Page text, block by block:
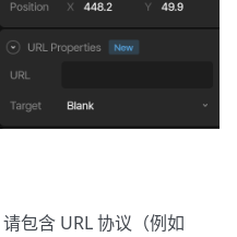
包含 URL 协议（例如